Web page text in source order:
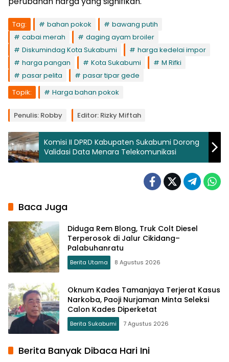
Tag: bahan pokok
bawang putih
cabai merah
daging ayam broiler
Diskumindag Kota Sukabumi
harga kedelai impor
harga pangan
Kota Sukabumi
M Rifki
pasar pelita
pasar tipar gede
Topik:
Harga bahan pokok
Penulis: Robby Editor: Rizky Miftah
Komisi II DPRD Kabupaten Sukabumi Dorong
Validasi Data Menara Telekomunikasi
Baca Juga
Diduga Rem Blong, Truk Colt Diesel
Terperosok di Jalur Cikidang–
Palabuhanratu
Berita Utama 8 Agustus 2026
Oknum Kades Tamanjaya Terjerat Kasus
Narkoba, Paoji Nurjaman Minta Seleksi
Calon Kades Diperketat
Berita Sukabumi 7 Agustus 2026
Berita Banyak Dibaca Hari Ini